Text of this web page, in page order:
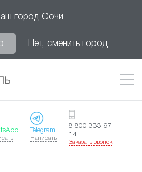
город Сочи
Нет, сменить город
Telegram
Написать
8 800 333-97-
14
Заказать звонок